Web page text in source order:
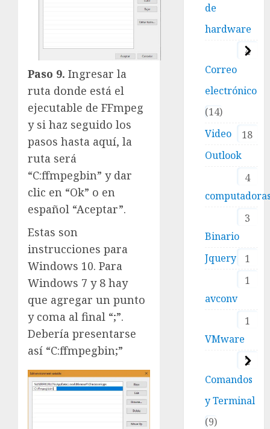
Paso 9. Ingresar la
ruta donde está el
ejecutable de FFmpeg
y si haz seguido los
pasos hasta aquí, la
ruta será
“C:ffmpegbin” y dar
clic en “Ok” o en
español “Aceptar”.
Estas son
instrucciones para
Windows 10. Para
Windows 7 y 8 hay
que agregar un punto
y coma al final “;”.
Debería presentarse
así “C:ffmpegbin;”
de
hardware
4
Correo
electrónico
14
Video
18
Outlook
4
3
Binario
1
Jquery
1
avconv
1
VMware
2
Comandos
y Terminal
9